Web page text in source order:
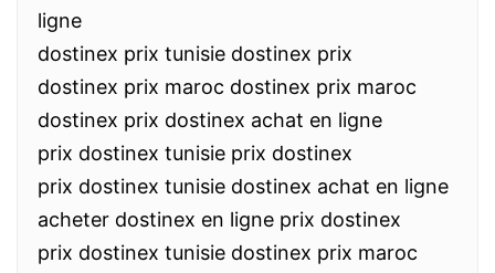
ligne
dostinex prix tunisie dostinex prix
dostinex prix maroc dostinex prix maroc
dostinex prix dostinex achat en ligne
prix dostinex tunisie prix dostinex
prix dostinex tunisie dostinex achat en ligne
acheter dostinex en ligne prix dostinex
prix dostinex tunisie dostinex prix maroc